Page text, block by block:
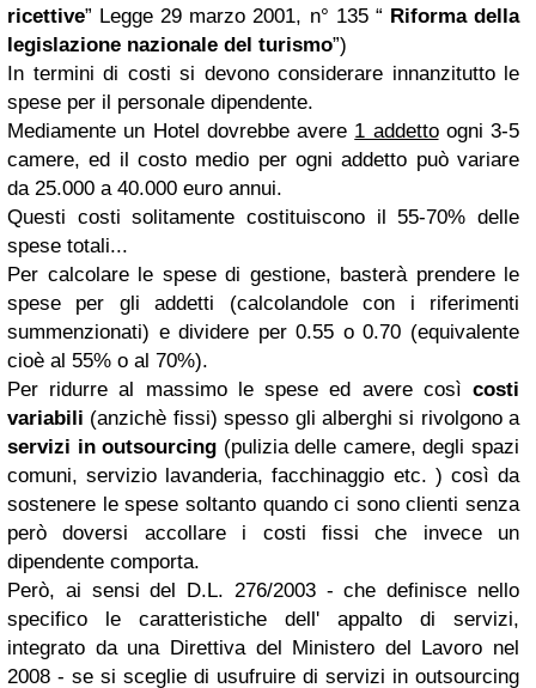
ricettive” Legge 29 marzo 2001, n° 135 “ Riforma della
legislazione nazionale del turismo”)
In termini di costi si devono considerare innanzitutto le
spese per il personale dipendente.
Mediamente un Hotel dovrebbe avere 1 addettoogni 3-5
camere, ed il costo medio per ogni addetto può variare
da 25.000 a 40.000 euro annui.
Questi costi solitamente costituiscono il 55-70% delle
spese totali...
Per calcolare le spese di gestione, basterà prendere le
spese per gli addetti (calcolandole con i riferimenti
summenzionati) e dividere per 0.55 o 0.70 (equivalente
cioè al 55% o al 70%).
Per ridurre al massimo le spese ed avere così costi
variabili (anzichè fissi) spesso gli alberghi si rivolgono a
servizi in outsourcing (pulizia delle camere, degli spazi
comuni, servizio lavanderia, facchinaggio etc. ) così da
sostenere le spese soltanto quando ci sono clienti senza
però doversi accollare i costi fissi che invece un
dipendente comporta.
Però, ai sensi del D.L. 276/2003 - che definisce nello
specifico le caratteristiche dell' appalto di servizi,
integrato da una Direttiva del Ministero del Lavoro nel
2008 - se si sceglie di usufruire di servizi in outsourcing